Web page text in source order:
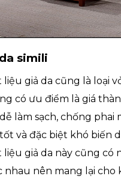
simili
liệu giả da cũng là loại
có ưu điểm là giá
làm sạch, chống phai
và đặc biệt khó biến
liệu giả da này cũng có
nhau nên mang lại cho